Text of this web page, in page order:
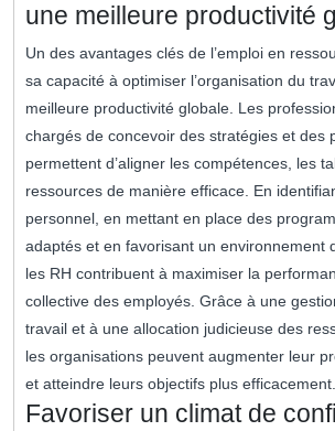
une meilleure productivité
Un des avantages clés de l’emploi en
sa capacité à optimiser l’organisation du
meilleure productivité globale. Les
chargés de concevoir des stratégies et des
permettent d’aligner les compétences, les
ressources de manière efficace. En
personnel, en mettant en place des
adaptés et en favorisant un environnement
les RH contribuent à maximiser la
collective des employés. Grâce à une
travail et à une allocation judicieuse des
les organisations peuvent augmenter leur
et atteindre leurs objectifs plus efficacement.
Favoriser un climat de